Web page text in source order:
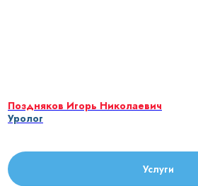
Поздняков Игорь Николаевич
Уролог
Услуги